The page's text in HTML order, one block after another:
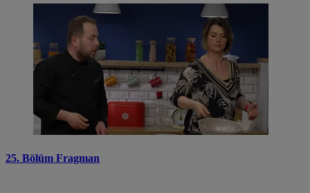
25. Bölüm Fragman